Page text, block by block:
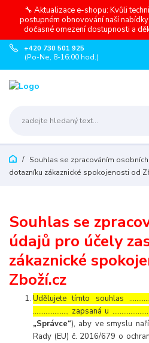
🔧 Aktualizace e-shopu: Kvůli
postupném obnovování naší
dočasné omezení dostupnosti a
+420 730 501 925
(Po-Ne, 8-16:00 hod.)
Souhlas se zpracováním
dotazníku zákaznické spokojenosti od
Souhlas se
údajů pro účely
zákaznické
Zboží.cz
Udělujete tímto souhlas
………………., zapsaná u
„Správce“), aby ve smyslu
Rady (EU) č. 2016/679 o